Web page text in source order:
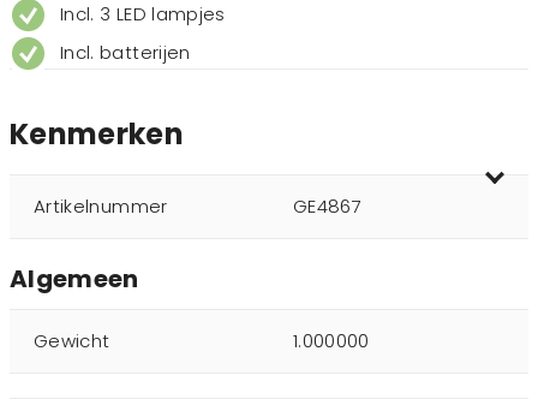
Incl. 3 LED lampjes
Incl. batterijen
Kenmerken
Artikelnummer GE4867
Algemeen
Gewicht 1.000000